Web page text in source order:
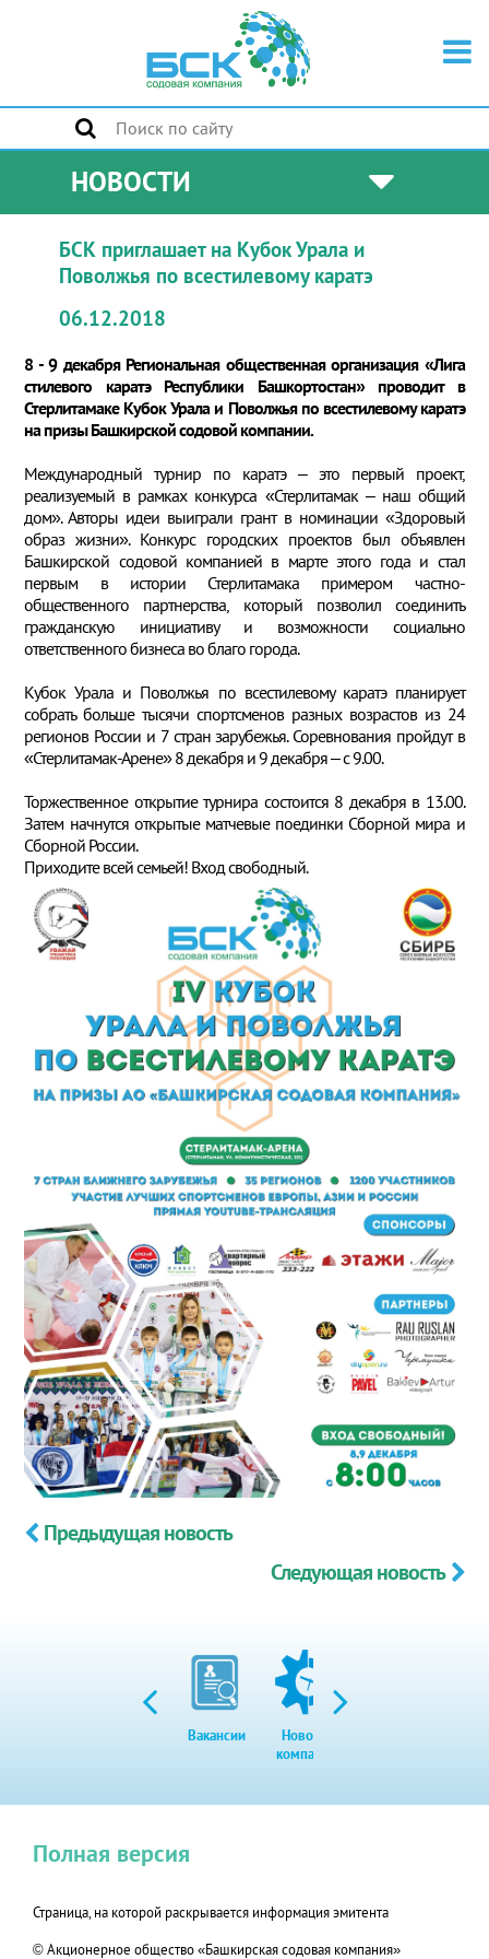
НОВОСТИ
БСК приглашает на Кубок Урала и
Поволжья по всестилевому каратэ
06.12.2018
8 - 9 декабря Региональная общественная организация «Лига
стилевого каратэ Республики Башкортостан» проводит в
Стерлитамаке Кубок Урала и Поволжья по всестилевому каратэ
на призы Башкирской содовой компании.
Международный турнир по каратэ – это первый проект,
реализуемый в рамках конкурса «Стерлитамак – наш общий
дом». Авторы идеи выиграли грант в номинации «Здоровый
образ жизни». Конкурс городских проектов был объявлен
Башкирской содовой компанией в марте этого года и стал
первым в истории Стерлитамака примером частно-
общественного партнерства, который позволил соединить
гражданскую инициативу и возможности социально
ответственного бизнеса во благо города.
Кубок Урала и Поволжья по всестилевому каратэ планирует
собрать больше тысячи спортсменов разных возрастов из 24
регионов России и 7 стран зарубежья. Соревнования пройдут в
«Стерлитамак-Арене» 8 декабря и 9 декабря – с 9.00.
Торжественное открытие турнира состоится 8 декабря в 13.00.
Затем начнутся открытые матчевые поединки Сборной мира и
Сборной России.
Приходите всей семьей! Вход свободный.
Предыдущая новость
Следующая новость
Вакансии
Новости
компании
Страница, на которой раскрывается информация эмитента
© Акционерное общество «Башкирская содовая компания»
Полная версия